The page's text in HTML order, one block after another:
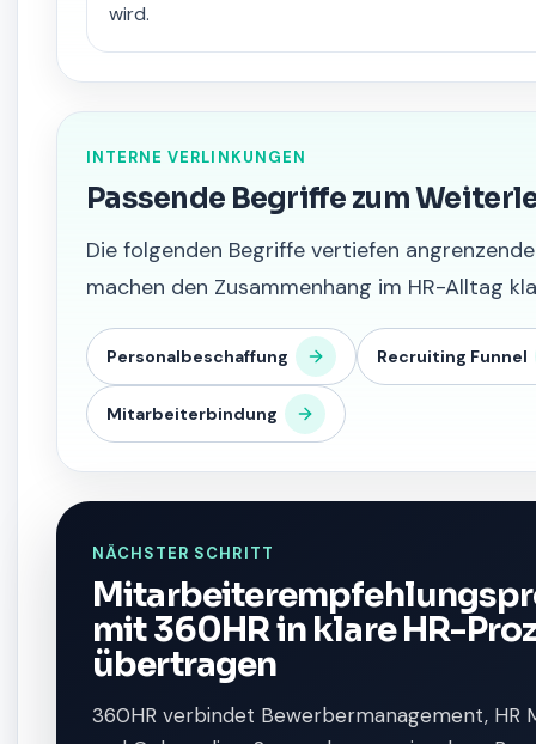
wird.
INTERNE VERLINKUNGEN
Passende Begriffe zum
Die folgenden Begriffe vertiefen
machen den Zusammenhang im HR-Alltag
Personalbeschaffung Recruiting Funnel
Mitarbeiterbindung
NÄCHSTER SCHRITT
mit 360HR in klare HR-
übertragen
360HR verbindet Bewerbermanagement, HR